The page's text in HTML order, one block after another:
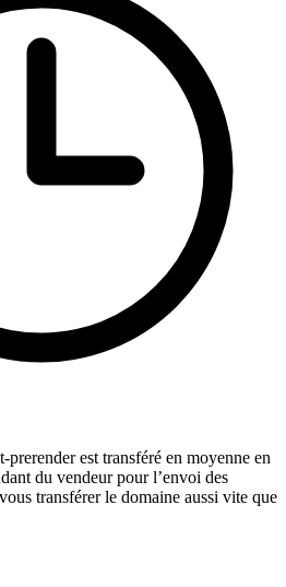
est transféré en moyenne en
du vendeur pour l’envoi des
transférer le domaine aussi vite que